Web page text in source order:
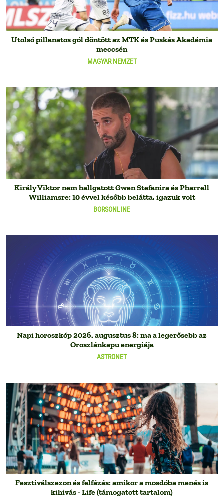
MAGYAR NEMZET
Utolsó pillanatos gól döntött az MTK és Puskás Akadémia
meccsén
BORSONLINE
Király Viktor nem hallgatott Gwen Stefanira és Pharrell
Williamsre: 10 évvel később belátta, igazuk volt
ASTRONET
Napi horoszkóp 2026. augusztus 8: ma a legerősebb az
Oroszlánkapu energiája
Fesztiválszezon és felfázás: amikor a mosdóba menés is
kihívás - Life (támogatott tartalom)